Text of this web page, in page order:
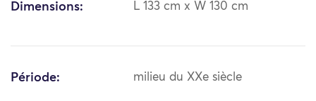
Dimensions: L 133 cm x W 130 cm
Période: milieu du XXe siècle